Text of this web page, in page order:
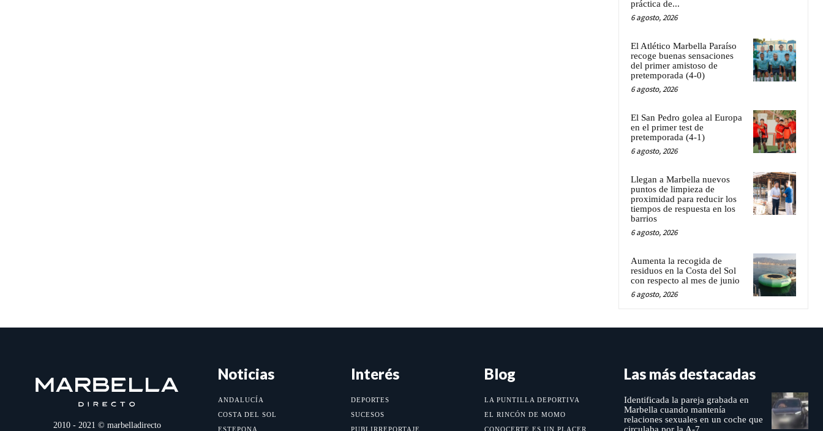
práctica de...
6 agosto, 2026
El Atlético Marbella Paraíso
recoge buenas sensaciones
del primer amistoso de
pretemporada (4-0)
6 agosto, 2026
El San Pedro golea al Europa
en el primer test de
pretemporada (4-1)
6 agosto, 2026
Llegan a Marbella nuevos
puntos de limpieza de
proximidad para reducir los
tiempos de respuesta en los
barrios
6 agosto, 2026
Aumenta la recogida de
residuos en la Costa del Sol
con respecto al mes de junio
6 agosto, 2026
2010 - 2021 © marbelladirecto
Noticias
ANDALUCÍA
COSTA DEL SOL
ESTEPONA
Interés
DEPORTES
SUCESOS
PUBLIRREPORTAJE
Blog
LA PUNTILLA DEPORTIVA
EL RINCÓN DE MOMO
CONOCERTE ES UN PLACER
Las más destacadas
Identificada la pareja grabada en
Marbella cuando mantenía
relaciones sexuales en un coche que